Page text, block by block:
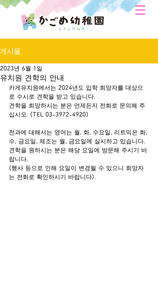
게시물
유치원 견학의 안내
2023년 6월 1일
카게유치원에서는 2024년도 입학 희망자를 대상으
로 수시로 견학을 받고 있습니다.
견학을 희망하시는 분은 언제든지 전화로 문의해 주
십시오. (TEL 03-3972-4920)
전과에 대해서는 영어는 월, 화, 수요일, 리트믹은 화,
수, 금요일, 체조는 월, 금요일에 실시하고 있습니다.
견학을 원하시는 분은 해당 요일에 방문해 주시기 바
랍니다.
(행사 등으로 인해 요일이 변경될 수 있으니 희망자
는 전화로 확인하시기 바랍니다).